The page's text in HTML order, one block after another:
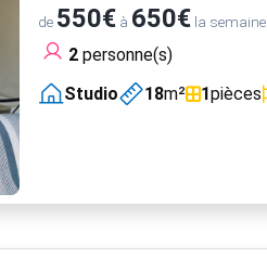
de 550€à 650€la semaine
2personne(s)
Studio
18m² 1pièces